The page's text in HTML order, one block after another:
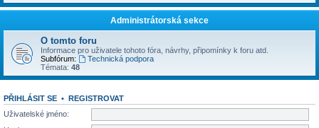
Administrátorská sekce
O tomto foru
Informace pro uživatele tohoto fóra, návrhy, připomínky k foru atd.
Subfórum:
Technická podpora
Témata: 48
PŘIHLÁSIT SE •
REGISTROVAT
Uživatelské jméno: